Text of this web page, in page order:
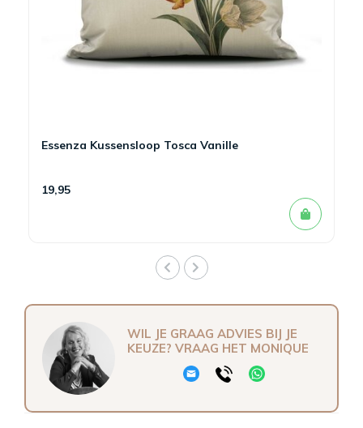
Essenza Kussensloop Tosca Vanille
19,95
WIL JE GRAAG ADVIES BIJ JE
KEUZE? VRAAG HET MONIQUE